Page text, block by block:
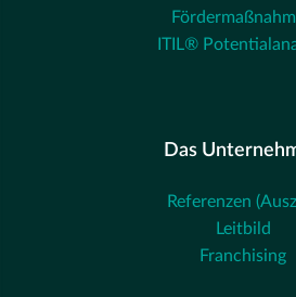
ITIL®
Das
Referenzen
Leitbild
Franchising